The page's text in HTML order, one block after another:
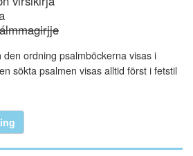
ordning psalmböckerna visas i
sökta psalmen visas alltid först i fetstil